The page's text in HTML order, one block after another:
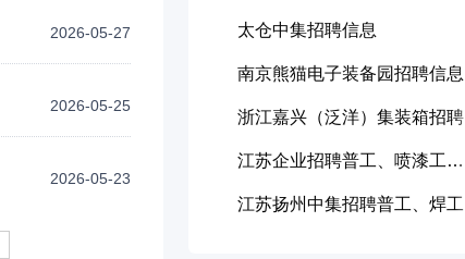
2026-05-27
2026-05-25
2026-05-23
太仓中集招聘信息
南京熊猫电子装备园招聘信息
浙江嘉兴（泛洋）集装箱招聘
江苏企业招聘普工、喷漆工、焊工、水电工等...
江苏扬州中集招聘普工、焊工